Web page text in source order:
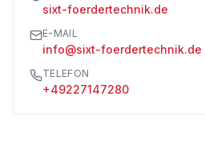
sixt-foerdertechnik.de
E-MAIL
info@sixt-foerdertechnik.de
TELEFON
+49227147280